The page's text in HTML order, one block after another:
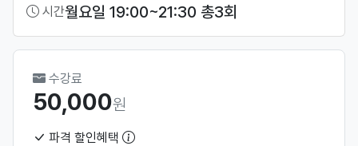
시간월요일 19:00~21:30 총3회
수강료
50,000원
파격 할인혜택